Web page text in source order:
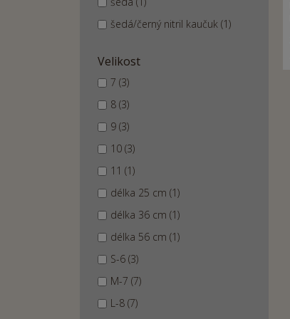
šedá/černý nitril kaučuk (1)
Velikost
7 (3)
8 (3)
9 (3)
10 (3)
11 (1)
délka 25 cm (1)
délka 36 cm (1)
délka 56 cm (1)
S-6 (3)
M-7 (7)
L-8 (7)